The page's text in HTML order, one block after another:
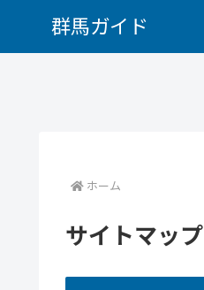
群馬ガイド
ホーム
サイトマップ